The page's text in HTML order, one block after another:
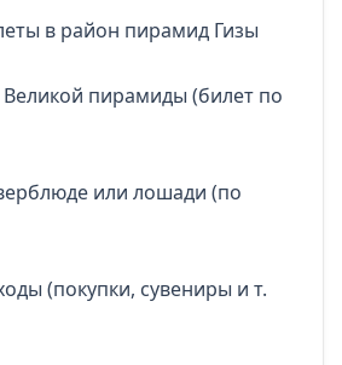
в район пирамид Гизы
Великой пирамиды (билет по
или лошади (по
(покупки, сувениры и т.